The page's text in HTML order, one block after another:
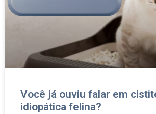
Você já ouviu falar em
idiopática felina?